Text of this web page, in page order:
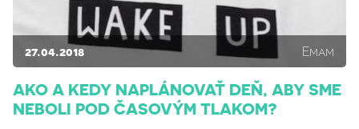
27.04.2018 Emam
AKO A KEDY NAPLÁNOVAŤ DEŇ, ABY SME
NEBOLI POD ČASOVÝM TLAKOM?